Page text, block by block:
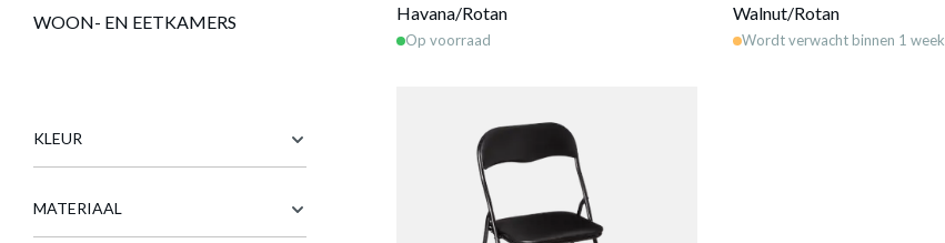
WOON- EN EETKAMERS
KLEUR
MATERIAAL
Havana/Rotan
Op voorraad
Walnut/Rotan
Wordt verwacht binnen 1 week